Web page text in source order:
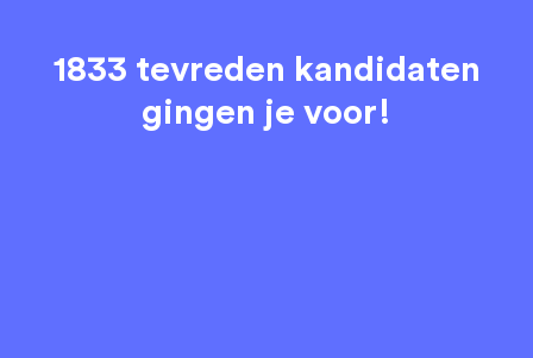
1833 tevreden kandidaten
gingen je voor!